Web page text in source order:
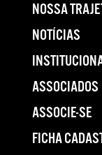
NOSSA
NOTÍCIAS
ASSOCIADOS
ASSOCIE-SE
FICHA